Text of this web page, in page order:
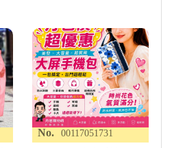
No. 00117051731